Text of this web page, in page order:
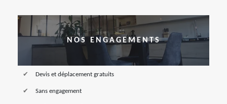
NOS ENGAGEMENTS
Devis et déplacement gratuits
Sans engagement